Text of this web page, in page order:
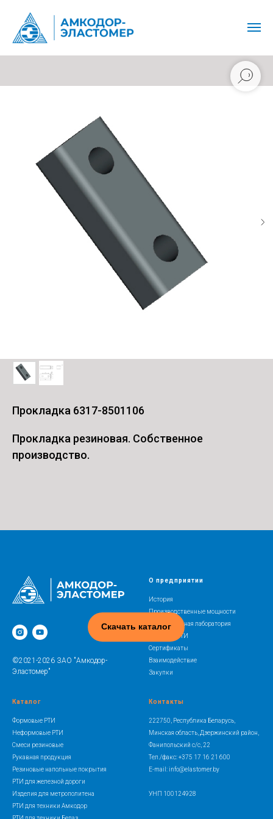
Прокладка 6317-8501106
Прокладка резиновая. Собственное
производство.
Скачать каталог
©2021-2026 ЗАО "Амкодор-
Эластомер"
О предприятии
История
Производственные мощности
Испытательная лаборатория
Освоение РТИ
Сертификаты
Взаимодействие
Закупки
Каталог
Формовые РТИ
Неформовые РТИ
Смеси резиновые
Рукавная продукция
Резиновые напольные покрытия
РТИ для железной дороги
Изделия для метрополитена
РТИ для техники Амкодор
Контакты
222750, Республика Беларусь,
Минская область, Дзержинский район,
Фанипольский с/с, 22
Тел./факс: +375 17 16 21 600
E-mail: info@elastomer.by
УНП 100124928